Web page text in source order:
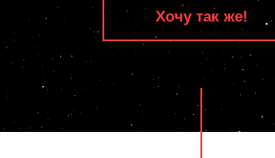
Хочу так же!